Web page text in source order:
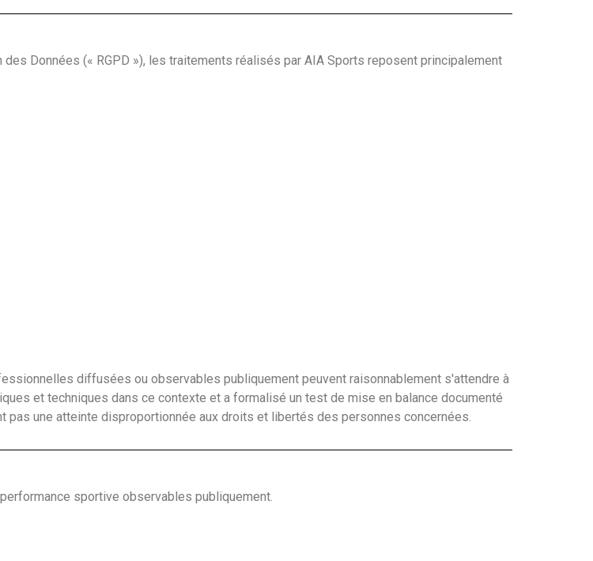
Données (« RGPD »), les traitements réalisés par AIA Sports reposent principalement
diffusées ou observables publiquement peuvent raisonnablement s'attendre à
et techniques dans ce contexte et a formalisé un test de mise en balance documenté
une atteinte disproportionnée aux droits et libertés des personnes concernées.
sportive observables publiquement.